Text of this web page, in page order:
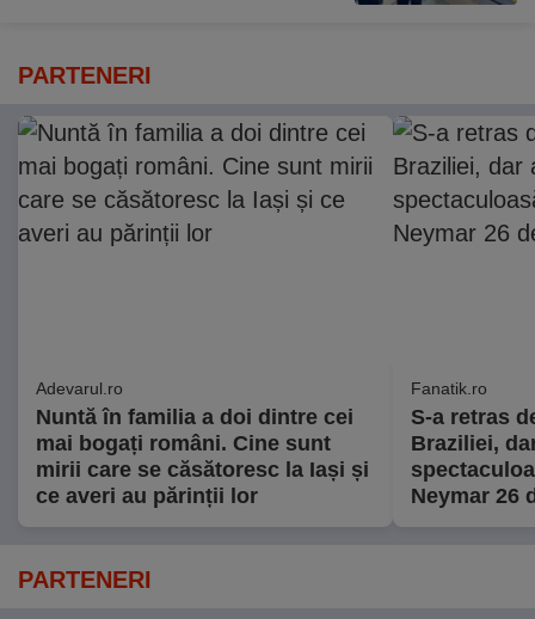
PARTENERI
Adevarul.ro
Nuntă în familia a doi dintre cei
mai bogați români. Cine sunt
mirii care se căsătoresc la Iași și
ce averi au părinții lor
Fanatik.ro
S-a retras
Braziliei,
Neymar 26
PARTENERI